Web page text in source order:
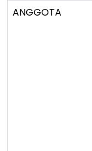
ANGGOTA